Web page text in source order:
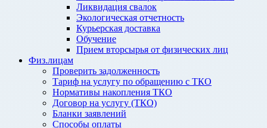
Ликвидация свалок
Экологическая отчетность
Курьерская доставка
Обучение
Прием вторсырья от физических лиц
Физ.лицам
Проверить задолженность
Тариф на услугу по обращению с ТКО
Нормативы накопления ТКО
Договор на услугу (ТКО)
Бланки заявлений
Способы оплаты